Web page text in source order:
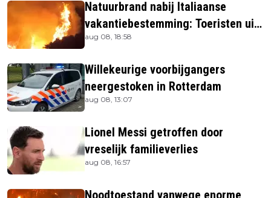
Natuurbrand nabij Italiaanse
vakantiebestemming: Toeristen uit
verblijven gehaald
aug 08, 18:58
Willekeurige voorbijgangers
neergestoken in Rotterdam
aug 08, 13:07
Lionel Messi getroffen door
vreselijk familieverlies
aug 08, 16:57
Noodtoestand vanwege enorme